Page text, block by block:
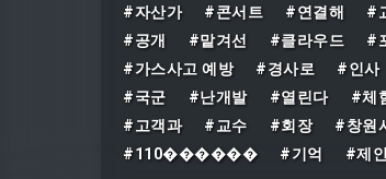
다.회의에서는
전파와 출동 과
검색, 화재 진압,
원 안전
#자산가 #콘서트 #연결해 #
#공개
#맡겨선 #클라우드 #
#가스사고 예방
#경사로 #인사
#국군
#난개발 #열린다 #체
#고객과
#교수 #회장 #창원
#110������
#기억 #제